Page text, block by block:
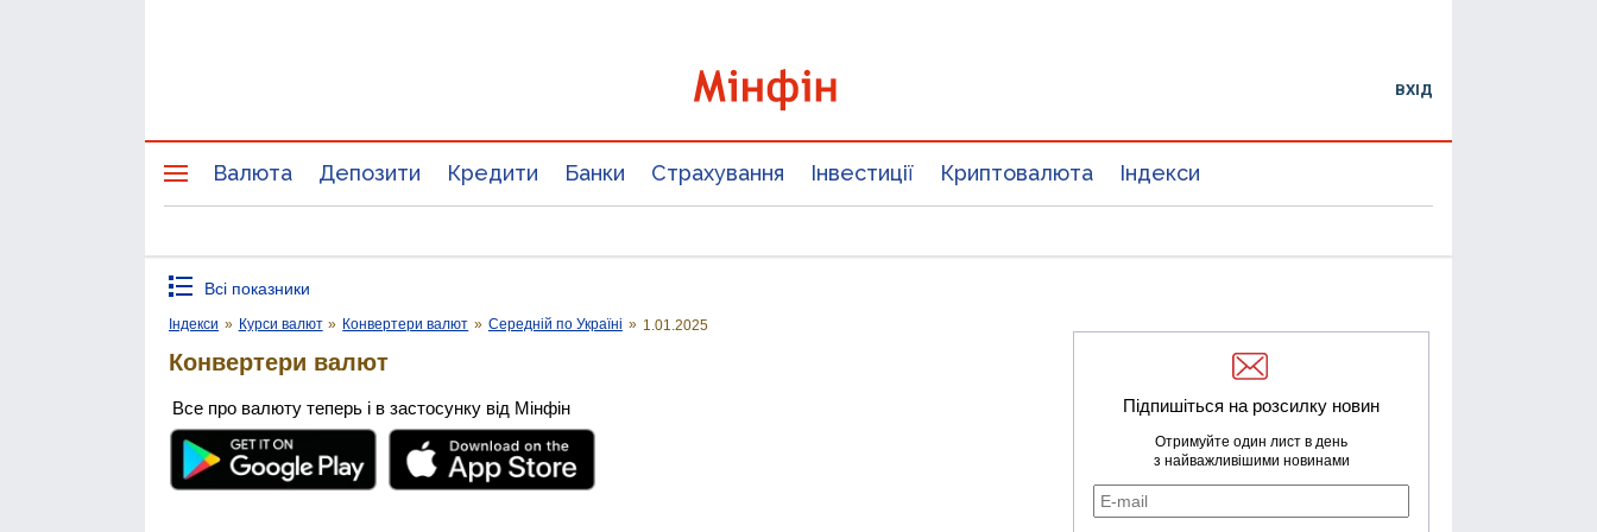
ВХІД
Валюта Депозити Кредити Банки Страхування Інвестиції Криптовалюта Індекси
Всі показники
Індекси » Курси валют » Конвертери валют » Середній по Україні » 1.01.2025
Конвертери валют
Все про валюту теперь і в застосунку від Мінфін Підпишіться на розсилку новин
Отримуйте один лист в день
з найважливішими новинами